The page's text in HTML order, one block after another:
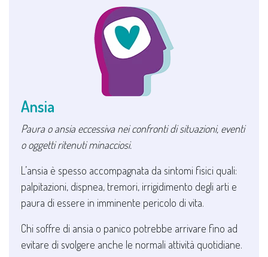
Ansia
Paura o ansia eccessiva nei confronti di situazioni, eventi
o oggetti ritenuti minacciosi.
L’ansia è spesso accompagnata da sintomi fisici quali:
palpitazioni, dispnea, tremori, irrigidimento degli arti e
paura di essere in imminente pericolo di vita.
Chi soffre di ansia o panico potrebbe arrivare fino ad
evitare di svolgere anche le normali attività quotidiane.